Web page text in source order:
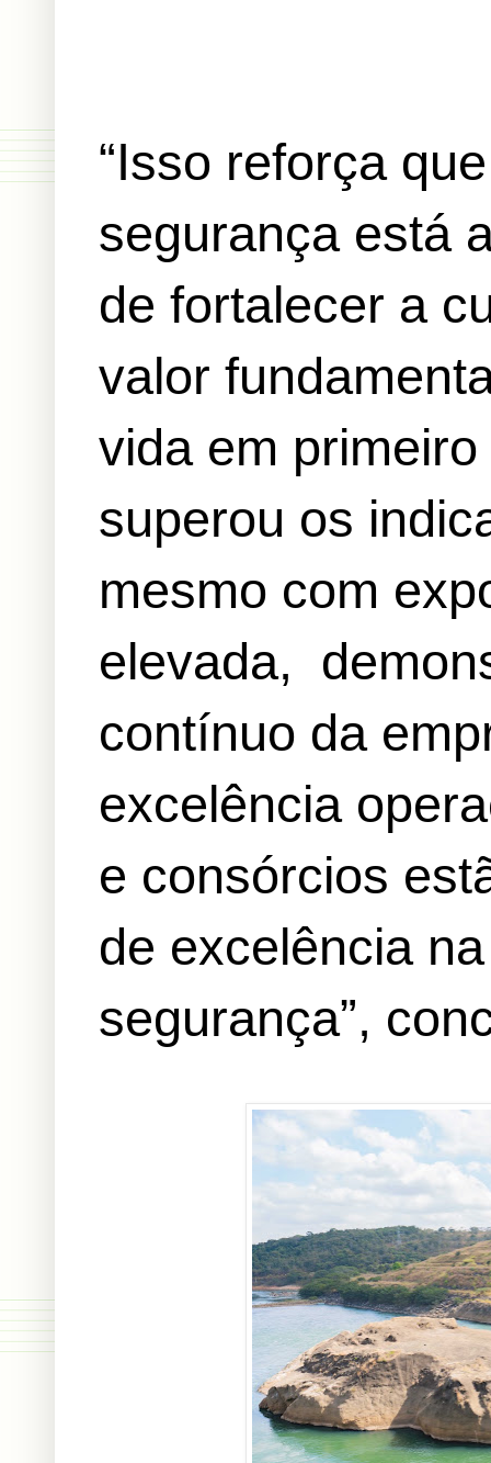
“Isso reforça
segurança está
de fortalecer a
valor
vida em
superou os
mesmo com
elevada,
contínuo da
excelência
e consórcios
de excelência
segurança”,